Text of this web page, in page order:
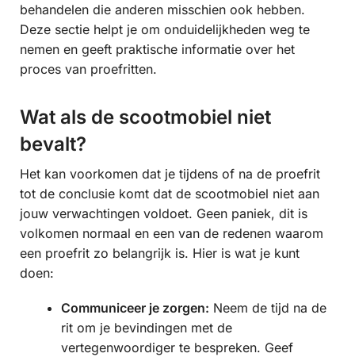
behandelen die anderen misschien ook hebben.
Deze sectie helpt je om onduidelijkheden weg te
nemen en geeft praktische informatie over het
proces van proefritten.
Wat als de scootmobiel niet
bevalt?
Het kan voorkomen dat je tijdens of na de proefrit
tot de conclusie komt dat de scootmobiel niet aan
jouw verwachtingen voldoet. Geen paniek, dit is
volkomen normaal en een van de redenen waarom
een proefrit zo belangrijk is. Hier is wat je kunt
doen:
Communiceer je zorgen: Neem de tijd na de
rit om je bevindingen met de
vertegenwoordiger te bespreken. Geef